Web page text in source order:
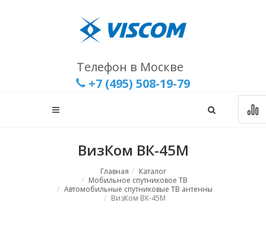
Телефон в Москве
+7 (495) 508-19-79
ВизКом ВК-45М
Главная
Каталог
Мобильное спутниковое ТВ
Автомобильные спутниковые ТВ антенны
ВизКом ВК-45М